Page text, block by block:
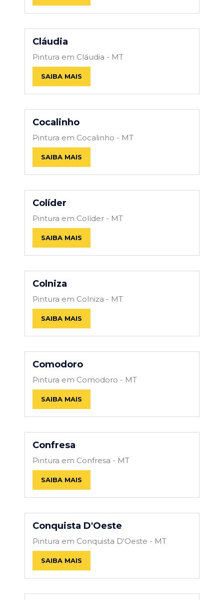
Cláudia
Pintura em Cláudia - MT
SAIBA MAIS
Cocalinho
Pintura em Cocalinho - MT
SAIBA MAIS
Colíder
Pintura em Colíder - MT
SAIBA MAIS
Colniza
Pintura em Colniza - MT
SAIBA MAIS
Comodoro
Pintura em Comodoro - MT
SAIBA MAIS
Confresa
Pintura em Confresa - MT
SAIBA MAIS
Conquista D'Oeste
Pintura em Conquista D'Oeste - MT
SAIBA MAIS